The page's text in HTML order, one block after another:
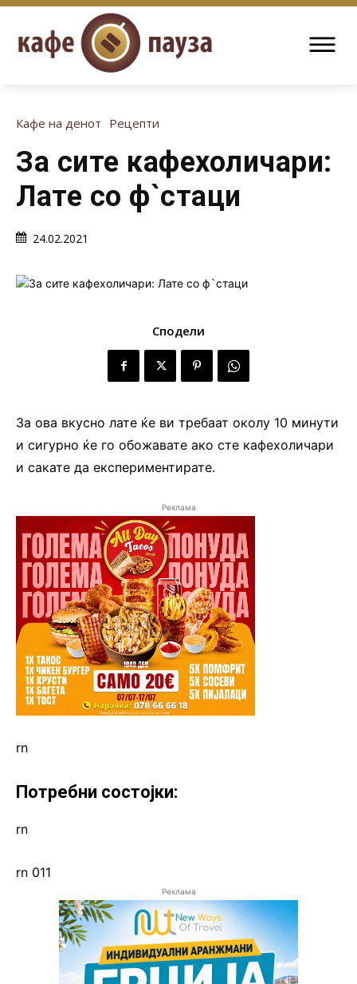
Кафе на денот Рецепти
За сите кафехоличари:
Лате со ф`стаци
24.02.2021
Сподели
За ова вкусно лате ќе ви требаат околу 10 минути
и сигурно ќе го обожавате ако сте кафехоличари
и сакате да експериментирате.
Реклама
rn
Потребни состојки:
rn
rn 011
Реклама